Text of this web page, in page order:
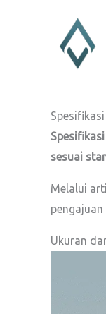
sesuai
Melalui
Ukuran